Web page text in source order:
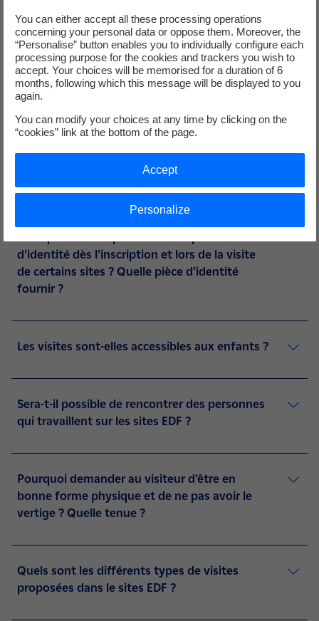
A 400 mètres sous terre, découvrez le deuxième site
de production d'hydroélectricité le plus puissant de
France !
Besoin d'aide ? Consulter notre
d’identité dès l’inscription et lors de la visite
de certains sites ? Quelle pièce d’identité
fournir ?
Les visites sont-elles accessibles aux enfants ?
Sera-t-il possible de rencontrer des personnes
qui travaillent sur les sites EDF ?
Pourquoi demander au visiteur d’être en
bonne forme physique et de ne pas avoir le
vertige ? Quelle tenue ?
Quels sont les différents types de visites
proposées dans le sites EDF ?
You can either accept all these processing operations
concerning your personal data or oppose them. Moreover, the
“Personalise” button enables you to individually configure each
processing purpose for the cookies and trackers you wish to
accept. Your choices will be memorised for a duration of 6
months, following which this message will be displayed to you
again.
You can modify your choices at any time by clicking on the
“cookies” link at the bottom of the page.
Personalize
Accept